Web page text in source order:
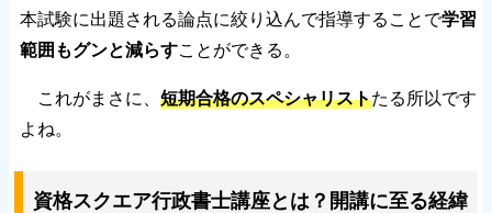
本試験に出題される論点に絞り込んで指導することで学習
範囲もグンと減らすことができる。
これがまさに、 短期合格のスペシャリストたる所以です
よね。
資格スクエア行政書士講座とは？開講に至る経緯